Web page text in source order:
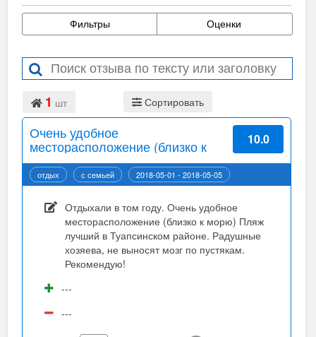
Фильтры Оценки
1 шт Сортировать
Очень удобное
месторасположение (близко к
морю) Пляж лучший в
Туапсинском районе.
10.0
отдых с семьей 2018-05-01 - 2018-05-05
Подробнее...
Отдыхали в том году. Очень удобное
месторасположение (близко к морю) Пляж
лучший в Туапсинском районе. Радушные
хозяева, не выносят мозг по пустякам.
Рекомендую!
---
---